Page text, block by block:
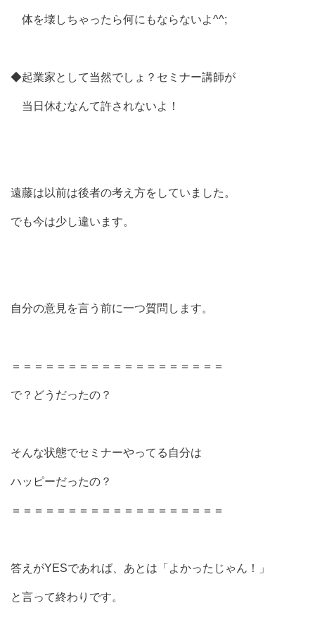
体を壊しちゃったら何にもならないよ^^;
◆起業家として当然でしょ？セミナー講師が
当日休むなんて許されないよ！
遠藤は以前は後者の考え方をしていました。
でも今は少し違います。
自分の意見を言う前に一つ質問します。
＝＝＝＝＝＝＝＝＝＝＝＝＝＝＝＝＝＝＝
で？どうだったの？
そんな状態でセミナーやってる自分は
ハッピーだったの？
＝＝＝＝＝＝＝＝＝＝＝＝＝＝＝＝＝＝＝
答えがYESであれば、あとは「よかったじゃん！」
と言って終わりです。